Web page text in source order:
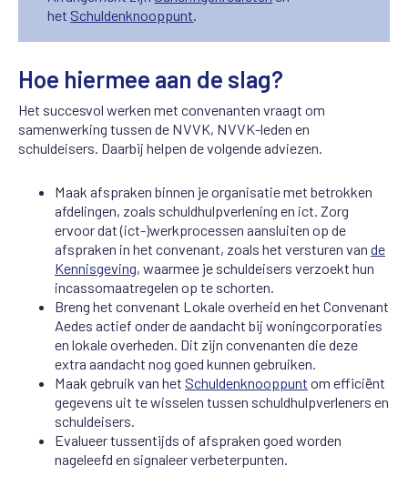
het Schuldenknooppunt
Hoe hiermee aan de slag?
Het succesvol werken met convenanten vraagt om
samenwerking tussen de NVVK, NVVK-leden en
schuldeisers. Daarbij helpen de volgende adviezen.
Maak afspraken binnen je organisatie met betrokken
afdelingen, zoals schuldhulpverlening en ict. Zorg
ervoor dat (ict-)werkprocessen aansluiten op de
afspraken in het convenant, zoals het versturen van de
Kennisgeving, waarmee je schuldeisers verzoekt hun
incassomaatregelen op te schorten.
Breng het convenant Lokale overheid en het Convenant
Aedes actief onder de aandacht bij woningcorporaties
en lokale overheden. Dit zijn convenanten die deze
extra aandacht nog goed kunnen gebruiken.
Maak gebruik van het Schuldenknooppunt om efficiënt
gegevens uit te wisselen tussen schuldhulpverleners en
schuldeisers.
Evalueer tussentijds of afspraken goed worden
nageleefd en signaleer verbeterpunten.